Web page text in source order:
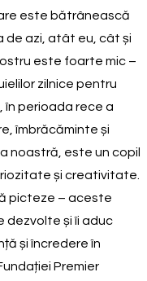
este bătrânească
de azi, atât eu, cât și
este foarte mic –
zilnice pentru
în perioada rece a
îmbrăcăminte și
noastră, este un copil
și creativitate.
picteze – aceste
dezvolte și îi aduc
și încredere în
Premier